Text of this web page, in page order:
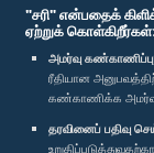
"சரி" என்பதைக்
ஏற்றுக் கொள்கிறீர்கள்:
அமர்வு
ரீதியான
கண்காணிக்க
தரவினைப் பதிவு
எம்மை பின்தொடர்க :
விருதுகள்